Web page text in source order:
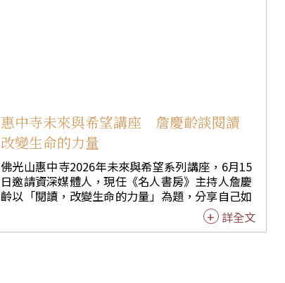
棒，也啟發他重新思考人生定位。他認為，人生不
只是持續向前，更重要的是懂得何時轉身、何時成
全下一代，因此於55歲啟動「謝文憲接班人計
畫」，希望成就更多人。他分享一句令自己深受啟
發的話：「任由身體老去，它就會老去；給自己挑
戰，人生就會給你驚喜。」因此即使到了51歲，仍
開始學鋼琴、做重量訓練。他認為，成長不是年輕
人的專利，而在於是否願意打開視野、重新啟動人
生。 談到人生節奏，謝文憲提醒大家不要只看遠
惠中寺未來與希望講座 詹慶齡談閱讀
改變生命的力量
佛光山惠中寺2026年未來與希望系列講座，6月15
日邀請資深媒體人，現任《名人書房》主持人詹慶
齡以「閱讀，改變生命的力量」為題，分享自己如
何從電視主播台、新聞部總監優雅轉身，透過閱讀
與書寫興趣，和文字深度對談，串起重塑生命軌跡
詳全文